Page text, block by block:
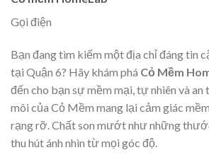
Gọi điện
Bạn đang tìm kiếm một địa chỉ đáng tin
tại Quận 6? Hãy khám phá Cỏ Mềm
đến cho bạn sự mềm mại, tự nhiên và an
môi của Cỏ Mềm mang lại cảm giác
rạng rỡ. Chất son mướt như những
thu hút ánh nhìn từ mọi góc độ.